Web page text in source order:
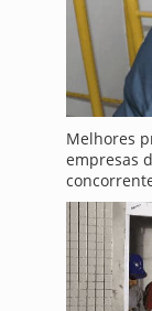
Melhores
empresas